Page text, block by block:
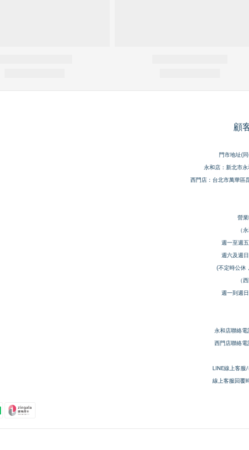
顧
門市地址(
永和店：新北市
西門店：台北市萬華區
營業
（
週一至週
週六及週
(不定時公休
（
週一到週
永和店聯絡電
西門店聯絡電
LINE線上客
線上客服回覆